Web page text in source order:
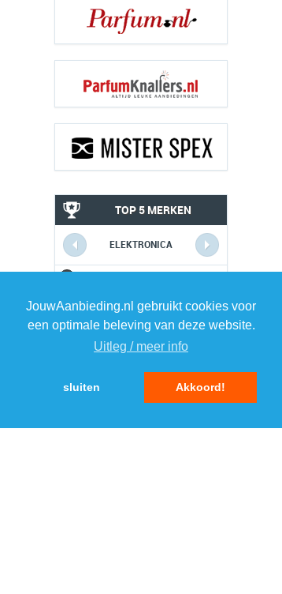
JouwAanbieding.nl gebruikt cookies voor
een optimale beleving van deze website.
Uitleg / meer info
sluiten Akkoord!
TOP 5 MERKEN
ELEKTRONICA
2 2
3